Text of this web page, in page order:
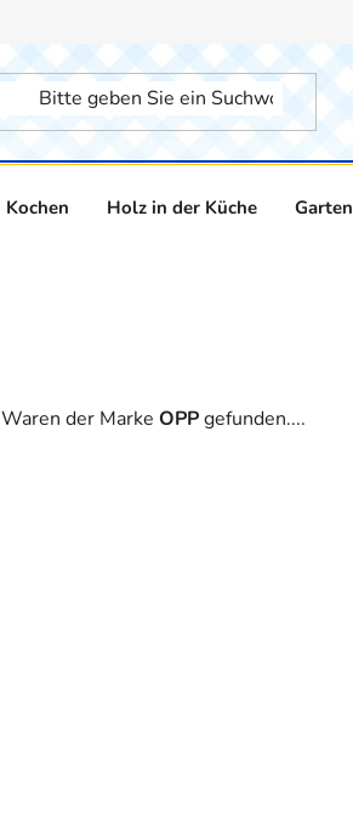
Kochen Holz in der Küche Garten
der Marke OPPgefunden....